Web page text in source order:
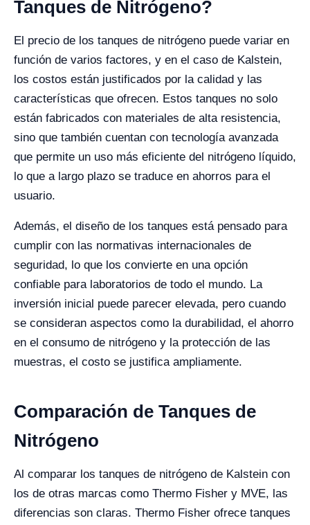
Tanques de Nitrógeno?
El precio de los tanques de nitrógeno puede variar en
función de varios factores, y en el caso de Kalstein,
los costos están justificados por la calidad y las
características que ofrecen. Estos tanques no solo
están fabricados con materiales de alta resistencia,
sino que también cuentan con tecnología avanzada
que permite un uso más eficiente del nitrógeno líquido,
lo que a largo plazo se traduce en ahorros para el
usuario.
Además, el diseño de los tanques está pensado para
cumplir con las normativas internacionales de
seguridad, lo que los convierte en una opción
confiable para laboratorios de todo el mundo. La
inversión inicial puede parecer elevada, pero cuando
se consideran aspectos como la durabilidad, el ahorro
en el consumo de nitrógeno y la protección de las
muestras, el costo se justifica ampliamente.
Comparación de Tanques de
Nitrógeno
Al comparar los tanques de nitrógeno de Kalstein con
los de otras marcas como Thermo Fisher y MVE, las
diferencias son claras. Thermo Fisher ofrece tanques